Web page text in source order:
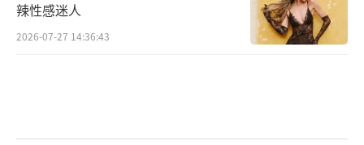
辣性感迷人
2026-07-27 14:36:43